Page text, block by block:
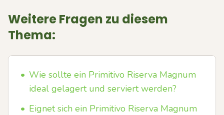
Weitere Fragen zu diesem
Thema:
• Wie sollte ein Primitivo Riserva Magnum
ideal gelagert und serviert werden?
• Eignet sich ein Primitivo Riserva Magnum